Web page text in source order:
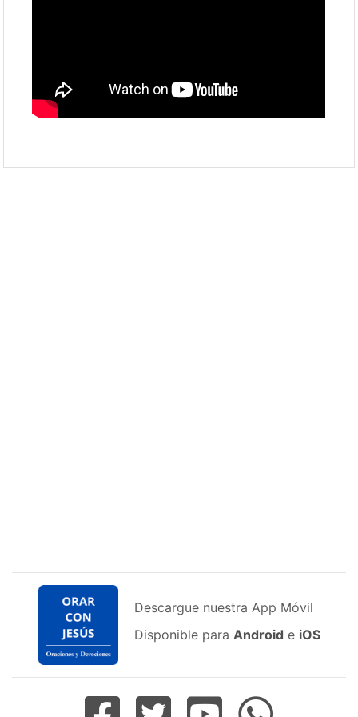
Descargue nuestra App Móvil
Disponible para Android e iOS